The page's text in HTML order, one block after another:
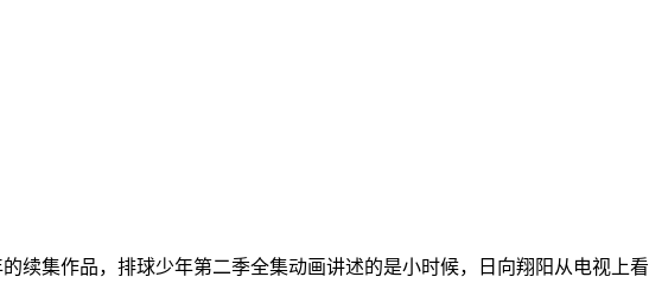
续集作品，排球少年第二季全集动画讲述的是小时候，日向翔阳从电视上看